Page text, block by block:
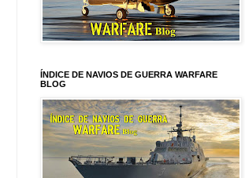
ÍNDICE DE NAVIOS DE GUERRA WARFARE
BLOG